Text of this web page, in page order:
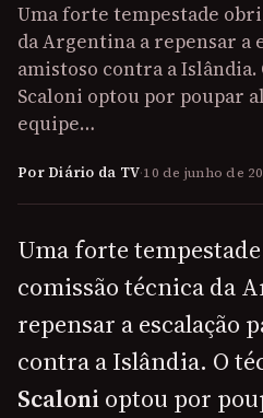
Uma forte tempestade
da Argentina a repensar a
amistoso contra a
Scaloni optou por poupar
equipe…
Por Diário da TV·10 de junho de
Uma forte
comissão técnica da
repensar a escalação
contra a Islândia. O
Scaloni optou por